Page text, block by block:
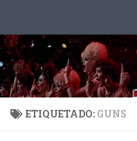
ETIQUETADO: GUNS